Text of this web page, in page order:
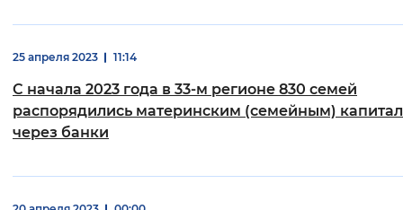
Вернуть стандартные настройки
25 апреля 2023 11:14
С начала 2023 года в 33-м регионе 830 семей
распорядились материнским (семейным)
через банки